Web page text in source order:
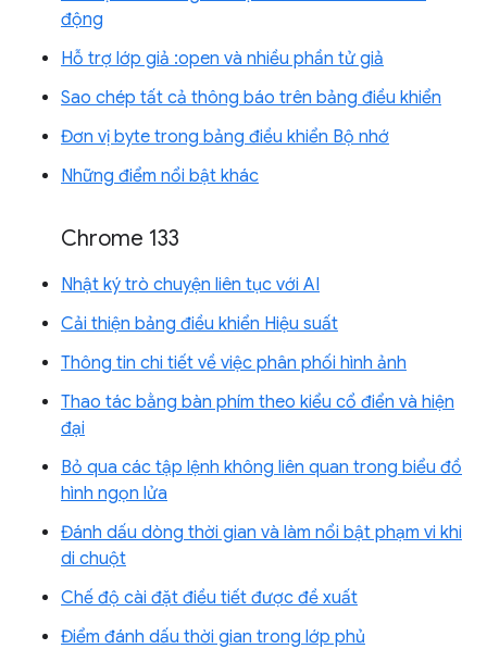
động
Hỗ trợ lớp giả :open và nhiều phần tử giả
Sao chép tất cả thông báo trên bảng điều khiển
Đơn vị byte trong bảng điều khiển Bộ nhớ
Những điểm nổi bật khác
Chrome 133
Nhật ký trò chuyện liên tục với AI
Cải thiện bảng điều khiển Hiệu suất
Thông tin chi tiết về việc phân phối hình ảnh
Thao tác bằng bàn phím theo kiểu cổ điển và hiện
đại
Bỏ qua các tập lệnh không liên quan trong biểu đồ
hình ngọn lửa
Đánh dấu dòng thời gian và làm nổi bật phạm vi khi
di chuột
Chế độ cài đặt điều tiết được đề xuất
Điểm đánh dấu thời gian trong lớp phủ